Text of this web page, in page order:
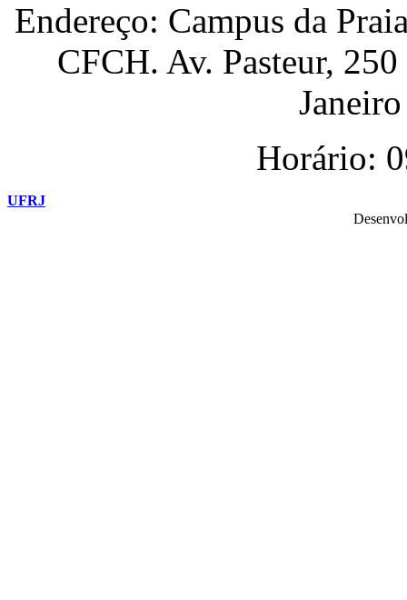
Endereço: Campus da
CFCH. Av. Pasteur,
Horário:
UFRJ